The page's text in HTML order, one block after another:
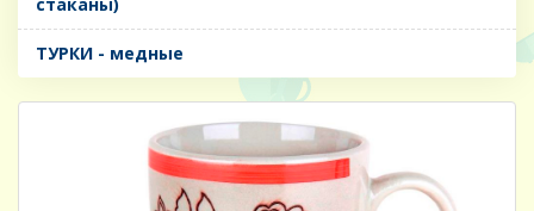
ТУРКИ - медные